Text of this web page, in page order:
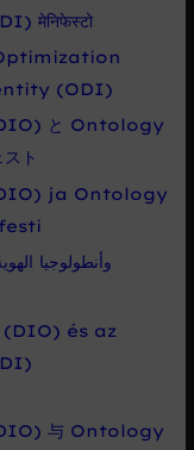
मेनिफेस्टो
(ODI)
と Ontology
ト
ja Ontology
és az
与 Ontology